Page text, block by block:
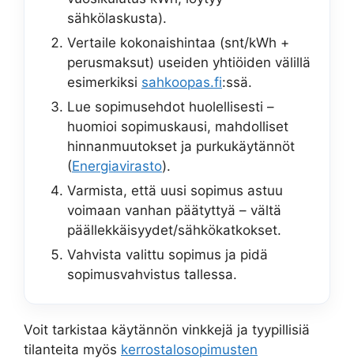
sähkölaskusta).
Vertaile kokonaishintaa (snt/kWh +
perusmaksut) useiden yhtiöiden välillä
esimerkiksi sahkoopas.fi:ssä.
Lue sopimusehdot huolellisesti –
huomioi sopimuskausi, mahdolliset
hinnanmuutokset ja purkukäytännöt
(Energiavirasto).
Varmista, että uusi sopimus astuu
voimaan vanhan päätyttyä – vältä
päällekkäisyydet/sähkökatkokset.
Vahvista valittu sopimus ja pidä
sopimusvahvistus tallessa.
Voit tarkistaa käytännön vinkkejä ja tyypillisiä
tilanteita myös kerrostalosopimusten